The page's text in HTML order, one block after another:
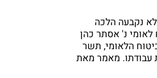
לא נקבעה הלכה
לביטוח לאומי נ' אסתר כהן
הלאומי, תשר
מאמר מאת